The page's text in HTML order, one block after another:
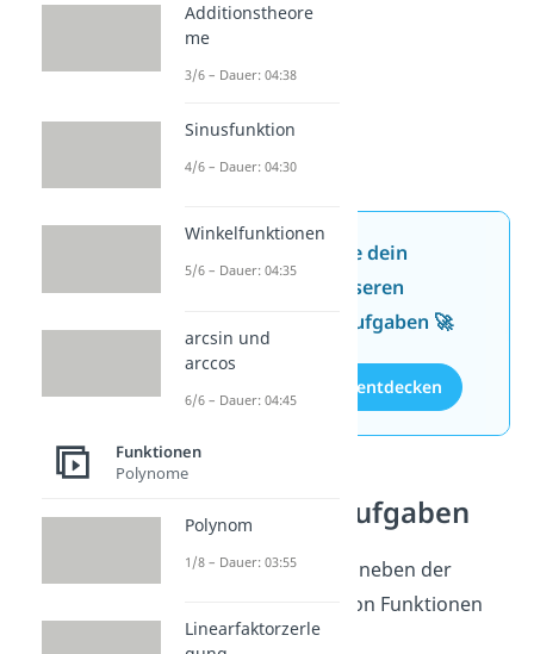
Jetzt neu: Teste dein
Wissen mit unseren
kostenlosen Aufgaben 🚀
Aufgaben entdecken
Steckbriefaufgaben
Dir wird in Mathe neben der
Rekonstruktion von Funktionen
auch das Thema
Additionstheore
me
3/6 – Dauer: 04:38
Sinusfunktion
4/6 – Dauer: 04:30
Winkelfunktionen
5/6 – Dauer: 04:35
arcsin und
arccos
6/6 – Dauer: 04:45
Funktionen
Polynome
Polynom
1/8 – Dauer: 03:55
Linearfaktorzerle